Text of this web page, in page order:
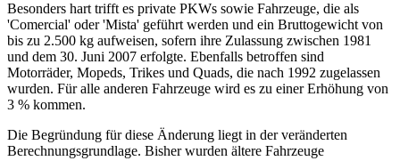
Besonders hart trifft es private PKWs sowie Fahrzeuge, die als
'Comercial' oder 'Mista' geführt werden und ein Bruttogewicht von
bis zu 2.500 kg aufweisen, sofern ihre Zulassung zwischen 1981
und dem 30. Juni 2007 erfolgte. Ebenfalls betroffen sind
Motorräder, Mopeds, Trikes und Quads, die nach 1992 zugelassen
wurden. Für alle anderen Fahrzeuge wird es zu einer Erhöhung von
3 % kommen.
Die Begründung für diese Änderung liegt in der veränderten
Berechnungsgrundlage. Bisher wurden ältere Fahrzeuge